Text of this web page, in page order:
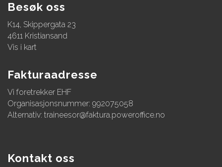
Besøk oss
K14, Skippergata 23
4611 Kristiansand
Vis i kart
Fakturaadresse
Vi foretrekker EHF
Organisasjonsnummer: 992075058
Alternativ: traineesor@faktura.poweroffice.no
Kontakt oss